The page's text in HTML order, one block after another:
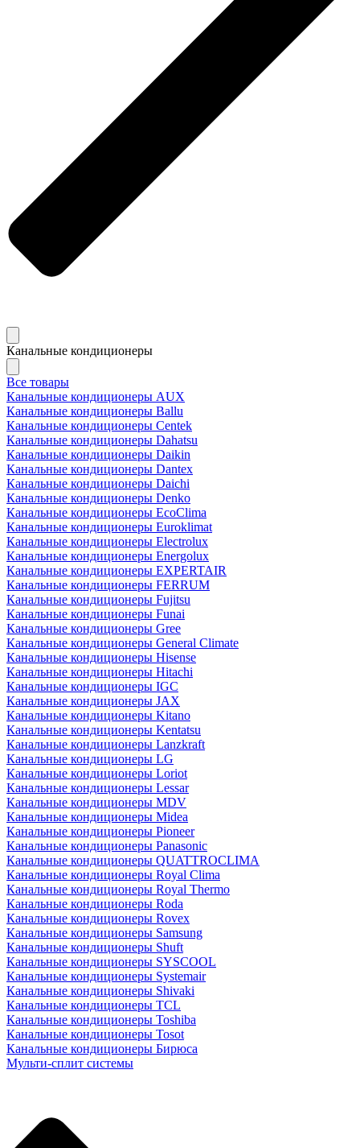
Канальные кондиционеры
Все товары
Канальные кондиционеры AUX
Канальные кондиционеры Ballu
Канальные кондиционеры Centek
Канальные кондиционеры Dahatsu
Канальные кондиционеры Daikin
Канальные кондиционеры Dantex
Канальные кондиционеры Daichi
Канальные кондиционеры Denko
Канальные кондиционеры EcoClima
Канальные кондиционеры Euroklimat
Канальные кондиционеры Electrolux
Канальные кондиционеры Energolux
Канальные кондиционеры EXPERTAIR
Канальные кондиционеры FERRUM
Канальные кондиционеры Fujitsu
Канальные кондиционеры Funai
Канальные кондиционеры Gree
Канальные кондиционеры General Climate
Канальные кондиционеры Hisense
Канальные кондиционеры Hitachi
Канальные кондиционеры IGC
Канальные кондиционеры JAX
Канальные кондиционеры Kitano
Канальные кондиционеры Kentatsu
Канальные кондиционеры Lanzkraft
Канальные кондиционеры LG
Канальные кондиционеры Loriot
Канальные кондиционеры Lessar
Канальные кондиционеры MDV
Канальные кондиционеры Midea
Канальные кондиционеры Pioneer
Канальные кондиционеры Panasonic
Канальные кондиционеры QUATTROCLIMA
Канальные кондиционеры Royal Clima
Канальные кондиционеры Royal Thermo
Канальные кондиционеры Roda
Канальные кондиционеры Rovex
Канальные кондиционеры Samsung
Канальные кондиционеры Shuft
Канальные кондиционеры SYSCOOL
Канальные кондиционеры Systemair
Канальные кондиционеры Shivaki
Канальные кондиционеры TCL
Канальные кондиционеры Toshiba
Канальные кондиционеры Tosot
Канальные кондиционеры Бирюса
Мульти-сплит системы